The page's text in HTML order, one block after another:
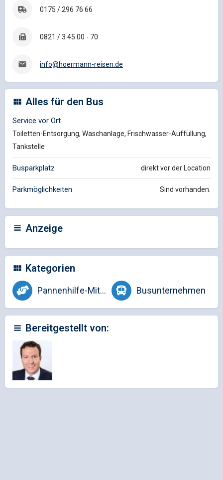
0175 / 296 76 66
0821 / 3 45 00 - 70
info@hoermann-reisen.de
Alles für den Bus
Service vor Ort
Toiletten-Entsorgung, Waschanlage, Frischwasser-Auffüllung,
Tankstelle
Busparkplatz direkt vor der Location
Parkmöglichkeiten Sind vorhanden.
Anzeige
Kategorien
Pannenhilfe-Mitglieder Busunternehmen
Bereitgestellt von: